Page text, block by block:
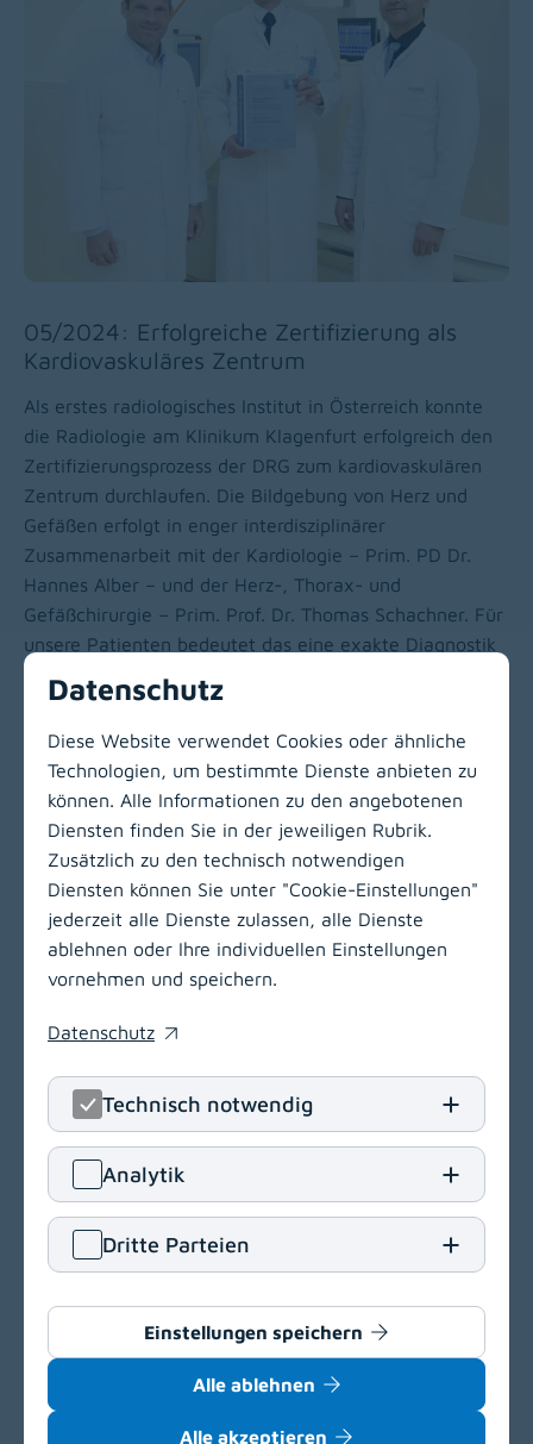
05/2024: Erfolgreiche Zertifizierung als
Kardiovaskuläres Zentrum
Als erstes radiologisches Institut in Österreich konnte
die Radiologie am Klinikum Klagenfurt erfolgreich den
Zertifizierungsprozess der DRG zum kardiovaskulären
Zentrum durchlaufen. Die Bildgebung von Herz und
Gefäßen erfolgt in enger interdisziplinärer
Zusammenarbeit mit der Kardiologie – Prim. PD Dr.
Hannes Alber – und der Herz-, Thorax- und
Gefäßchirurgie – Prim. Prof. Dr. Thomas Schachner. Für
unsere Patienten bedeutet das eine exakte Diagnostik
und medizinische Versorgung auf höchstem
internationalen Niveau.
Zum Presseartikel der Gesundheitswirtschaft.at
(opens in a new window)
Zur Hauptnavigation
LinkedIn
(opens in
Klinikum Klagenfurt am Wörthersee
Feschnigstraße 11
9020 Klagenfurt am Wörthersee
+43 463 538-0
Eklinikum.klagenfurt[at]kabeg.at
(opens in a new window)
Datenschutz
Diese Website verwendet Cookies oder ähnliche
Technologien, um bestimmte Dienste anbieten zu
können. Alle Informationen zu den angebotenen
Diensten finden Sie in der jeweiligen Rubrik.
Zusätzlich zu den technisch notwendigen
Diensten können Sie unter "Cookie-Einstellungen"
jederzeit alle Dienste zulassen, alle Dienste
ablehnen oder Ihre individuellen Einstellungen
vornehmen und speichern.
Datenschutz
(opens in a new window)
Technisch notwendig
Analytik
Dritte Parteien
Einstellungen speichern
Alle ablehnen
Alle akzeptieren